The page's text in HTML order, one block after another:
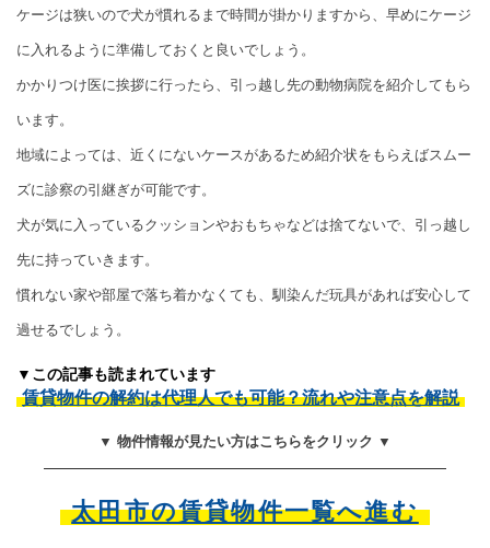
ケージは狭いので犬が慣れるまで時間が掛かりますから、早めにケージ
に入れるように準備しておくと良いでしょう。
かかりつけ医に挨拶に行ったら、引っ越し先の動物病院を紹介してもら
います。
地域によっては、近くにないケースがあるため紹介状をもらえばスムー
ズに診察の引継ぎが可能です。
犬が気に入っているクッションやおもちゃなどは捨てないで、引っ越し
先に持っていきます。
慣れない家や部屋で落ち着かなくても、馴染んだ玩具があれば安心して
過せるでしょう。
▼この記事も読まれています
賃貸物件の解約は代理人でも可能？流れや注意点を解説
▼ 物件情報が見たい方はこちらをクリック ▼
太田市の賃貸物件一覧へ進む